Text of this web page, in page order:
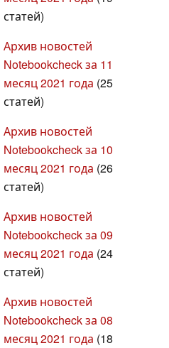
статей)
Архив новостей
Notebookcheck за 11
месяц 2021 года (25
статей)
Архив новостей
Notebookcheck за 10
месяц 2021 года (26
статей)
Архив новостей
Notebookcheck за 09
месяц 2021 года (24
статей)
Архив новостей
Notebookcheck за 08
месяц 2021 года (18